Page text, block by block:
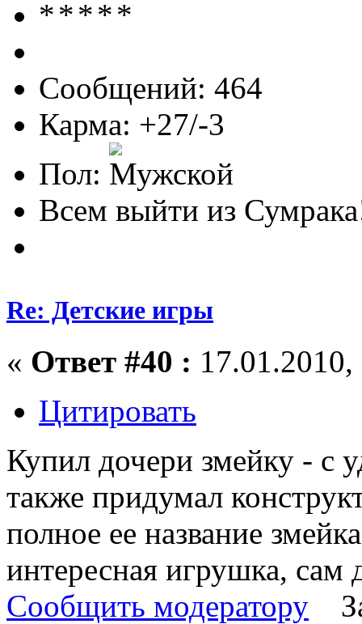
Сообщений: 464
Карма: +27/-3
Пол:
Всем выйти из
Re: Детские игры
« Ответ #40 :
Цитировать
Купил дочери змейку - с
также придумал
полное ее название
интересная игрушка, сам
Сообщить модератору